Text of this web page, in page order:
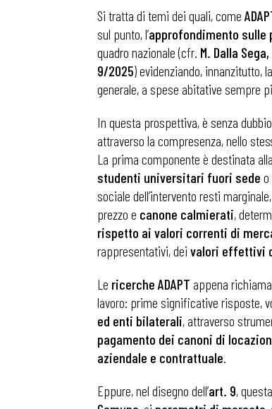
Si tratta di temi dei quali, come
sul punto, l’approfondimento
quadro nazionale (cfr. M. Dalla
9/2025) evidenziando, innanzitutto,
generale, a spese abitative sempre
In questa prospettiva, è senza
attraverso la compresenza, nello
La prima componente è destinata alla
studenti universitari fuori sede o
sociale dell’intervento resti
prezzo e canone calmierati,
rispetto ai valori correnti di
rappresentativi, dei valori effettivi
Le ricerche ADAPT appena
lavoro: prime significative risposte,
ed enti bilaterali, attraverso
pagamento dei canoni di
aziendale e contrattuale.
Eppure, nel disegno dell’art. 9,